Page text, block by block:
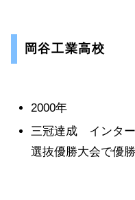
岡谷工業高校
2000年
三冠達成 インタ
選抜優勝大会で優勝